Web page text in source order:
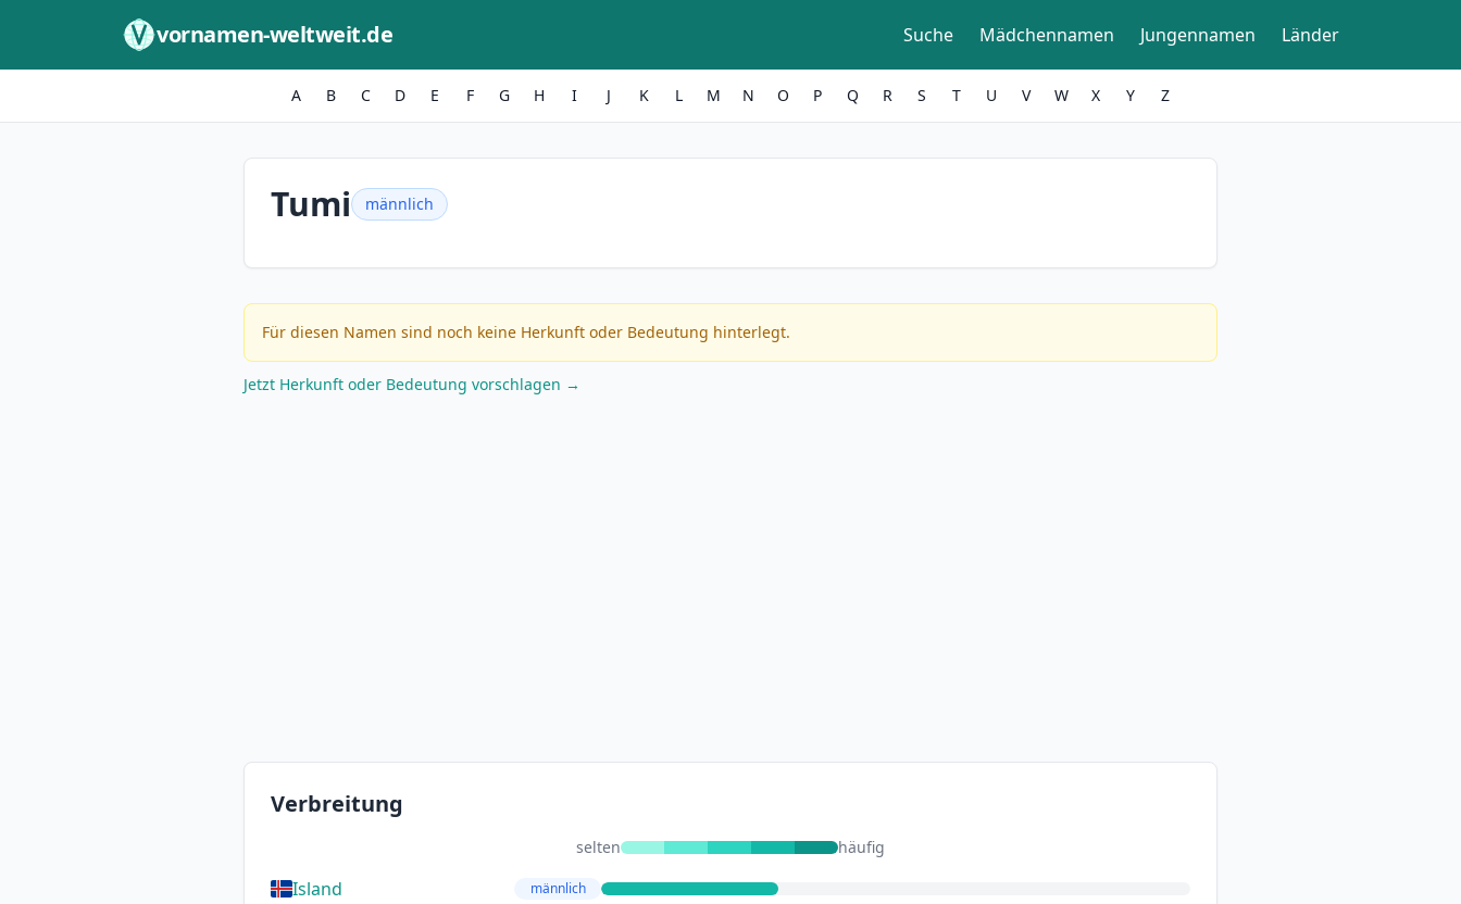
vornamen-weltweit.de Suche Mädchennamen Jungennamen Länder
A B C D E F G H I J K L M N O P Q R S T U V W X Y Z
Tumi männlich
Für diesen Namen sind noch keine Herkunft oder Bedeutung hinterlegt.
Jetzt Herkunft oder Bedeutung vorschlagen →
Verbreitung
selten häufig
Island männlich